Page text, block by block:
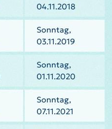
04.11.2018
Sonntag,
03.11.2019
Sonntag,
01.11.2020
Sonntag,
07.11.2021